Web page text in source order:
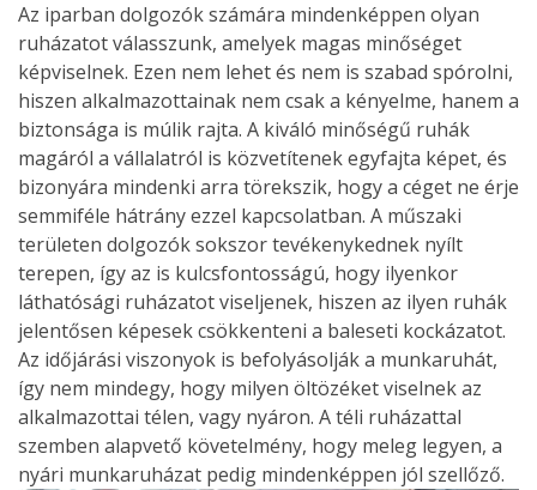
Az iparban dolgozók számára mindenképpen olyan
ruházatot válasszunk, amelyek magas minőséget
képviselnek. Ezen nem lehet és nem is szabad spórolni,
hiszen alkalmazottainak nem csak a kényelme, hanem a
biztonsága is múlik rajta. A kiváló minőségű ruhák
magáról a vállalatról is közvetítenek egyfajta képet, és
bizonyára mindenki arra törekszik, hogy a céget ne érje
semmiféle hátrány ezzel kapcsolatban. A műszaki
területen dolgozók sokszor tevékenykednek nyílt
terepen, így az is kulcsfontosságú, hogy ilyenkor
láthatósági ruházatot viseljenek, hiszen az ilyen ruhák
jelentősen képesek csökkenteni a baleseti kockázatot.
Az időjárási viszonyok is befolyásolják a munkaruhát,
így nem mindegy, hogy milyen öltözéket viselnek az
alkalmazottai télen, vagy nyáron. A téli ruházattal
szemben alapvető követelmény, hogy meleg legyen, a
nyári munkaruházat pedig mindenképpen jól szellőző.